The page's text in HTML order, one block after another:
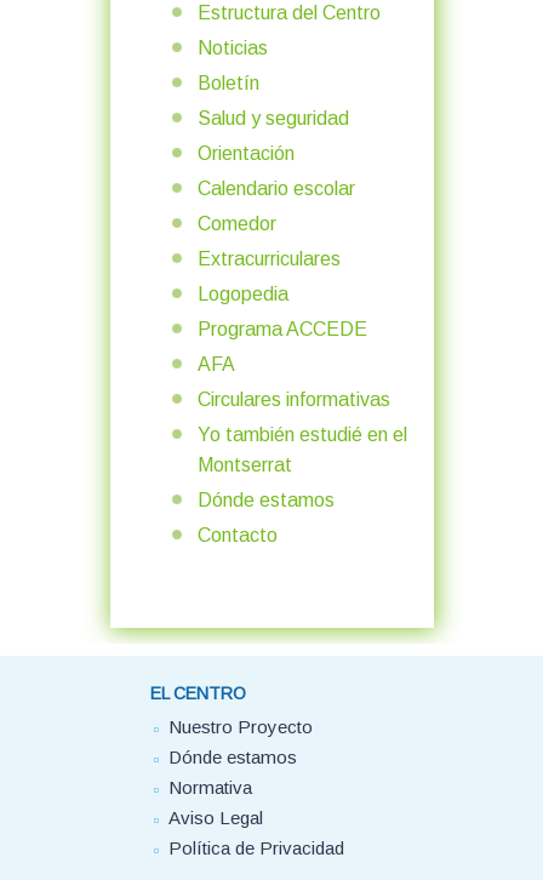
Estructura del Centro
Noticias
Boletín
Salud y seguridad
Orientación
Calendario escolar
Comedor
Extracurriculares
Logopedia
Programa ACCEDE
AFA
Circulares informativas
Yo también estudié en el
Montserrat
Dónde estamos
Contacto
EL CENTRO
Nuestro Proyecto
Dónde estamos
Normativa
Aviso Legal
Política de Privacidad